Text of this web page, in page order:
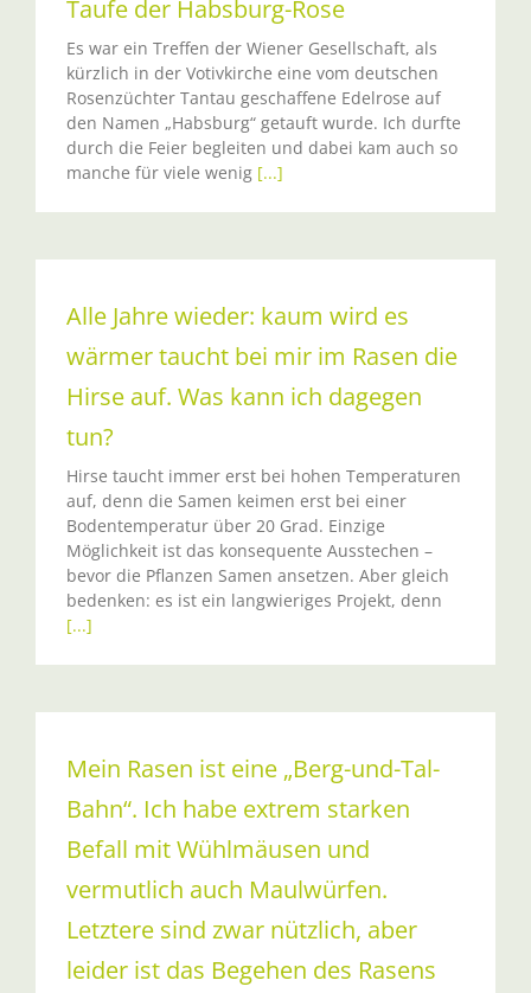
Taufe der Habsburg-Rose
Es war ein Treffen der Wiener Gesellschaft, als
kürzlich in der Votivkirche eine vom deutschen
Rosenzüchter Tantau geschaffene Edelrose auf
den Namen „Habsburg“ getauft wurde. Ich durfte
durch die Feier begleiten und dabei kam auch so
manche für viele wenig [...]
Alle Jahre wieder: kaum wird es
wärmer taucht bei mir im Rasen die
Hirse auf. Was kann ich dagegen
tun?
Hirse taucht immer erst bei hohen Temperaturen
auf, denn die Samen keimen erst bei einer
Bodentemperatur über 20 Grad. Einzige
Möglichkeit ist das konsequente Ausstechen –
bevor die Pflanzen Samen ansetzen. Aber gleich
bedenken: es ist ein langwieriges Projekt, denn
[...]
Mein Rasen ist eine „Berg-und-Tal-
Bahn“. Ich habe extrem starken
Befall mit Wühlmäusen und
vermutlich auch Maulwürfen.
Letztere sind zwar nützlich, aber
leider ist das Begehen des Rasens